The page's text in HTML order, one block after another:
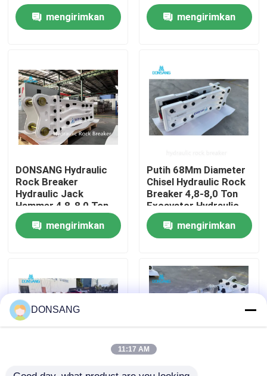
Rumah
Produk
Tampilan VR
Tentang kami
Tur Pabrik
Kontrol kualitas
Permintaan Penawaran
Pemutus hidrolik excavator
Hydraulic Breaker Palu
mengirimkan
Hydraulic Breaker
Hammermengirimkan
DONSANG Hydraulic
Rock Breaker
Hydraulic Jack
Hammer 4,8-8,0 Ton
Mini Excavator
Attachmentmengirimkan
Putih 68Mm Diameter
Chisel Hydraulic Rock
Breaker 4,8-8,0 Ton
Excavator Hydraulic
Jack Hammer
mengirimkan
DONSANG
11:17 AM